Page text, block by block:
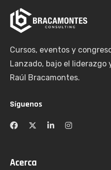
Cursos, eventos y
Lanzado, bajo el
Raúl Bracamontes.
Síguenos
Acerca